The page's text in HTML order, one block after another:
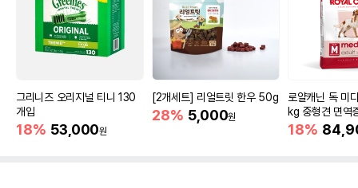
그리니즈 오리지널 티니 130
개입
18% 53,000원
[2개세트] 리얼트릿 한우 50g
28% 5,000원
로얄캐닌 독 미
kg 중형견 면역
18%